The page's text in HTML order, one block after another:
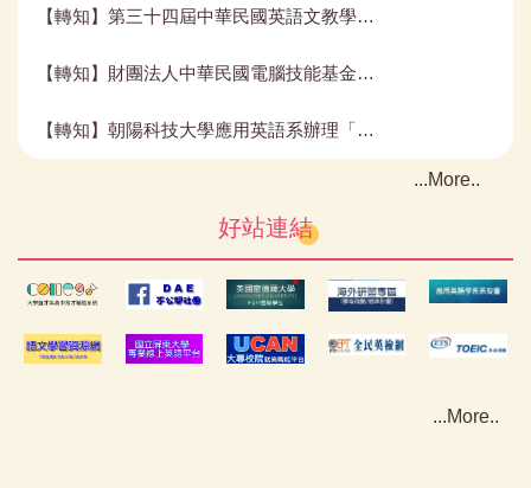
【轉知】第三十四屆中華民國英語文教學國際研討會暨國立臺北科技大學應用語言學國際研討會暨臺灣專業英語文學會年會
【轉知】財團法人中華民國電腦技能基金會執行2025年跨域人才專業認證冬季大會考
【轉知】朝陽科技大學應用英語系辦理「第二屆全國跨領域專業英語文簡報競賽」辦法
More..
好站連結
More..